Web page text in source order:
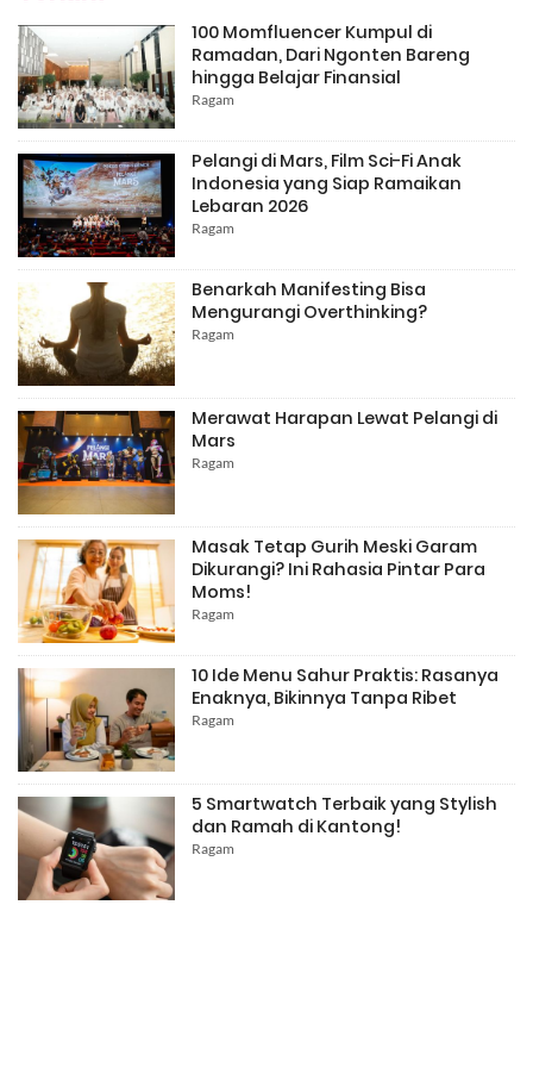
100 Momfluencer Kumpul di
Ramadan, Dari Ngonten Bareng
hingga Belajar Finansial
Ragam
Pelangi di Mars, Film Sci-Fi Anak
Indonesia yang Siap Ramaikan
Lebaran 2026
Ragam
Benarkah Manifesting Bisa
Mengurangi Overthinking?
Ragam
Merawat Harapan Lewat Pelangi di
Mars
Ragam
Masak Tetap Gurih Meski Garam
Dikurangi? Ini Rahasia Pintar Para
Moms!
Ragam
10 Ide Menu Sahur Praktis: Rasanya
Enaknya, Bikinnya Tanpa Ribet
Ragam
5 Smartwatch Terbaik yang Stylish
dan Ramah di Kantong!
Ragam